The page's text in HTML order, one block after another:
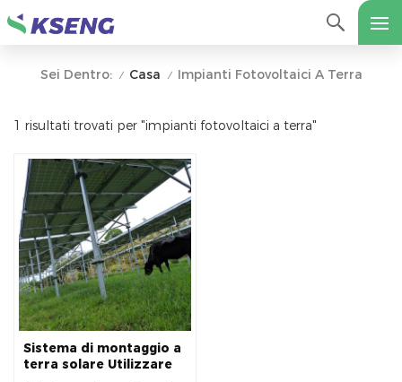
Sei Dentro: / Casa / Impianti Fotovoltaici A Terra
1 risultati trovati per "impianti fotovoltaici a terra"
Sistema di montaggio a
terra solare Utilizzare